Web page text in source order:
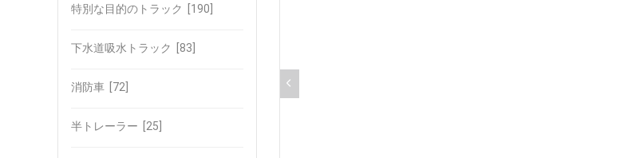
特別な目的のトラック [190]
下水道吸水トラック [83]
消防車 [72]
半トレーラー [25]